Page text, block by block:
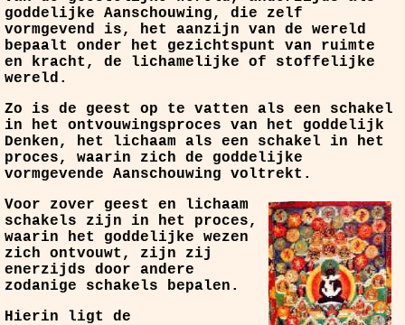
goddelijke Aanschouwing, die zelf
vormgevend is, het aanzijn van de wereld
bepaalt onder het gezichtspunt van ruimte
en kracht, de lichamelijke of stoffelijke
wereld.
Zo is de geest op te vatten als een schakel
in het ontvouwingsproces van het goddelijk
Denken, het lichaam als een schakel in het
proces, waarin zich de goddelijke
vormgevende Aanschouwing voltrekt.
Voor zover geest en lichaam
schakels zijn in het proces,
waarin het goddelijke wezen
zich ontvouwt, zijn zij
enerzijds door andere
zodanige schakels bepalen.
Hierin ligt de